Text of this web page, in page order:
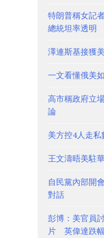
特朗普稱女記
總統坦率透明
澤連斯基接獲
一文看懂俄美
高市稱政府立
論
美方控4人走
王文濤晤美駐
自民黨內部開
對話
彭博：美官員
片 英偉達跌